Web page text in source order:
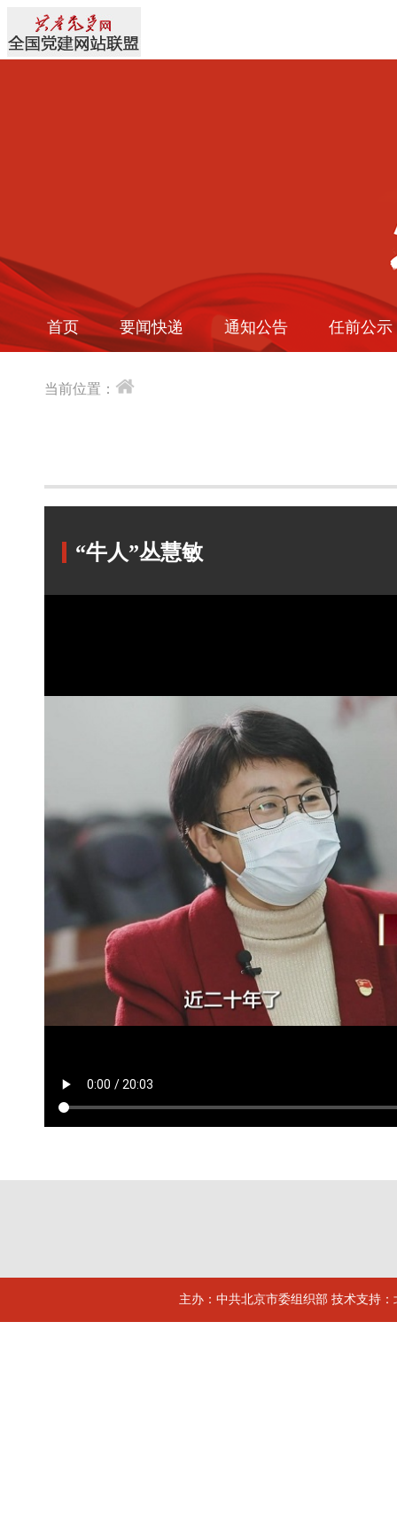
首页 要闻快递 通知公告 任前公示
当前位置：
“牛人”丛慧敏
主办：中共北京市委组织部 技术支持